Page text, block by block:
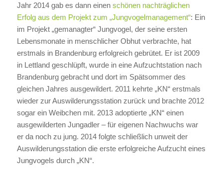
Jahr 2014 gab es dann einen schönen nachträglichen
Erfolg aus dem Projekt zum „Jungvogelmanagement“: Ein
im Projekt „gemanagter“ Jungvogel, der seine ersten
Lebensmonate in menschlicher Obhut verbrachte, hat
erstmals in Brandenburg erfolgreich gebrütet. Er ist 2009
in Lettland geschlüpft, wurde in eine Aufzuchtstation nach
Brandenburg gebracht und dort im Spätsommer des
gleichen Jahres ausgewildert. 2011 kehrte „KN“ erstmals
wieder zur Auswilderungsstation zurück und brachte 2012
sogar ein Weibchen mit. 2013 adoptierte „KN“ einen
ausgewilderten Jungadler – für eigenen Nachwuchs war
er da noch zu jung. 2014 folgte schließlich unweit der
Auswilderungsstation die erste erfolgreiche Aufzucht eines
Jungvogels durch „KN“.